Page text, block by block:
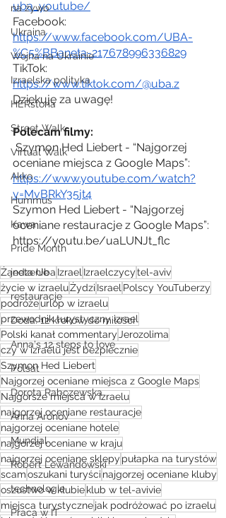
na żywo
Ukraina
Wojna na Ukrainie
Izraelska polityka
HERstoria
Street Walk
Virtual Walk
Akko
Hummus
Kawa
Pride Month
jedzenie
restauracje
Doda. 12 kroków do miłości
Anna's 12 steps to love
Polsat
Dorota Rabczewska
Anna Aronov
Mundial
Robert Lewandowski
technologie
Praca w IT
uba_youtube/
Facebook:
https://www.facebook.com/UBA-
%C5%BBaneta-217678996336829
TikTok:
https://www.tiktok.com/@uba.z
Dziękuję za uwagę!
Polecam filmy:
oceniane miejsca z Google Maps”:
https://www.youtube.com/watch?
v=MvBRkY35jt4
Szymon Hed Liebert - “Najgorzej
oceniane restauracje z Google Maps”:
https://youtu.be/uaLUNJt_flc
Żaneta Uba Izrael Izraelczycytel-aviv
życie w izraeluŻydzi Israel Polscy YouTuberzy
podróżeurlop w izraelu
przewodnik turystyczny izrael
Polski kanał commentary Jerozolima
czy w izraelu jest bezpiecznie
Szymon Hed Liebert
Najgorzej oceniane miejsca z Google Maps
Najgorsze miejsca w Izraelu
najgorzej oceniane restauracje
najgorzej oceniane hotele
najgorzej oceniane w kraju
najgorzej oceniane sklepy pułapka na turystów
scamoszukani turyści najgorzej oceniane kluby
oszustwo w klubieklub w tel-avivie
miejsca turystycznejak podróżować po izraelu